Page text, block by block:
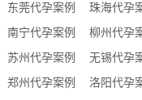
东莞代孕案例
珠海代孕
南宁代孕案例
柳州代孕
苏州代孕案例
无锡代孕
郑州代孕案例
洛阳代孕